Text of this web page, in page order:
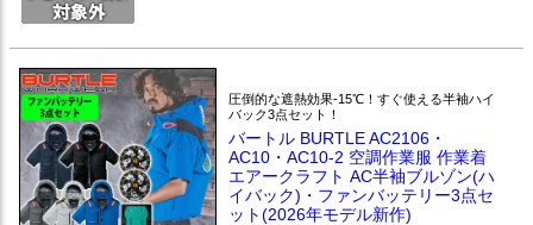
圧倒的な遮熱効果-15℃！すぐ使える半袖ハイ
バック3点セット！
バートル BURTLE AC2106・
AC10・AC10-2 空調作業服 作業着
エアークラフト AC半袖ブルゾン(ハ
イバック)・ファンバッテリー3点セ
ット(2026年モデル新作)